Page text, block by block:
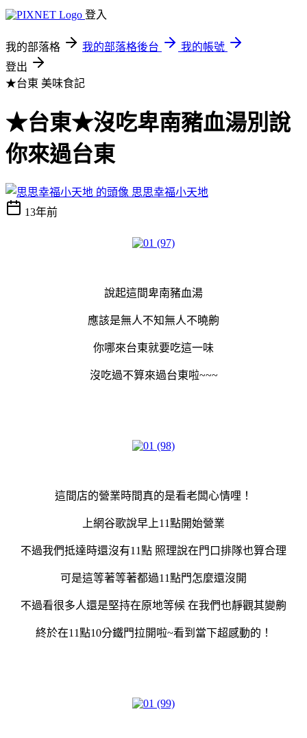
登入
我的部落格 我的部落格後台
我的帳號
登出
★台東 美味食記
★台東★沒吃卑南豬血湯別說
你來過台東
思思幸福小天地
13年前
說起這間卑南豬血湯
應該是無人不知無人不曉齁
你哪來台東就要吃這一味
沒吃過不算來過台東啦~~~
這間店的營業時間真的是看老闆心情哩！
上網谷歌說早上11點開始營業
不過我們抵達時還沒有11點 照理說在門口排隊也算合理
可是這等著等著都過11點門怎麼還沒開
不過看很多人還是堅持在原地等候 在我們也靜觀其變齁
終於在11點10分鐵門拉開啦~看到當下超感動的！